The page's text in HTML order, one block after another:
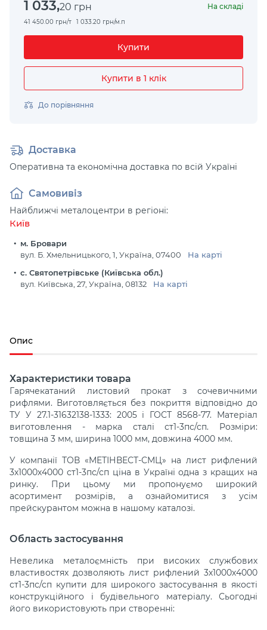
1 033,20 грн На складі
41 450.00 грн/т 1 033.20 грн/м.п
Купити
Купити в 1 клік
До порівняння
Доставка
Оперативна та економічна доставка по всій Україні
Самовивіз
Найближчі металоцентри в регіоні:
Київ
м. Бровари
вул. Б. Хмельницького, 1, Україна, 07400
На карті
с. Святопетрівське (Київська обл.)
вул. Київська, 27, Україна, 08132
На карті
Опис
Характеристики товара
Гарячекатаний листовий прокат з сочевичними
рифлями. Виготовляється без покриття відповідно до
ТУ У 27.1-31632138-1333: 2005 і ГОСТ 8568-77. Матеріал
виготовлення - марка сталі ст1-3пс/сп. Розміри:
товщина 3 мм, ширина 1000 мм, довжина 4000 мм.
У компанії ТОВ «МЕТІНВЕСТ-СМЦ» на лист рифлений
3х1000х4000 ст1-3пс/сп ціна в Україні одна з кращих на
ринку. При цьому ми пропонуємо широкий
асортимент розмірів, а ознайомитися з усім
прейскурантом можна в нашому каталозі.
Область застосування
Невелика металоємність при високих службових
властивостях дозволяють лист рифлений 3х1000х4000
ст1-3пс/сп купити для широкого застосування в якості
конструкційного і будівельного матеріалу. Сьогодні
його використовують при створенні: